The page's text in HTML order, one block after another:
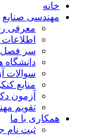
خانه
مهندسی صنایع
معرفی
سر فصل
دانشگاه
سوالات
منابع
آزمون
تقویم
همکاری با ما
ثبت نام